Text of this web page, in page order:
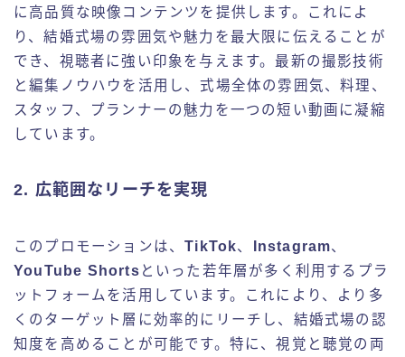
に高品質な映像コンテンツを提供します。これによ
り、結婚式場の雰囲気や魅力を最大限に伝えることが
でき、視聴者に強い印象を与えます。最新の撮影技術
と編集ノウハウを活用し、式場全体の雰囲気、料理、
スタッフ、プランナーの魅力を一つの短い動画に凝縮
しています。
2. 広範囲なリーチを実現
このプロモーションは、TikTok、 Instagram、
YouTube Shorts といった若年層が多く利用するプラ
ットフォームを活用しています。これにより、より多
くのターゲット層に効率的にリーチし、結婚式場の認
知度を高めることが可能です。特に、視覚と聴覚の両